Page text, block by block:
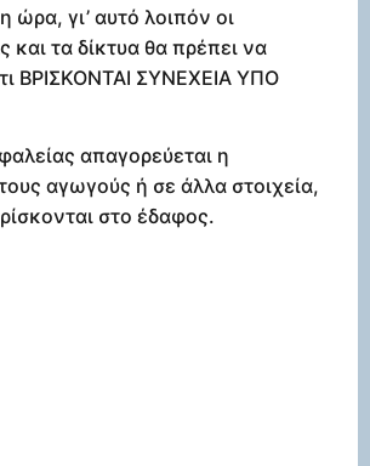
ώρα, γι’ αυτό λοιπόν οι
και τα δίκτυα θα πρέπει να
ΒΡΙΣΚΟΝΤΑΙ ΣΥΝΕΧΕΙΑ ΥΠΟ
απαγορεύεται η
αγωγούς ή σε άλλα στοιχεία,
στο έδαφος.